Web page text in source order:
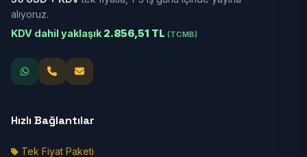
alıyoruz.
KDV dahil yaklaşık 2.856,51 TL (TCMB)
Hızlı Bağlantılar
Tek Fiyat Paketi